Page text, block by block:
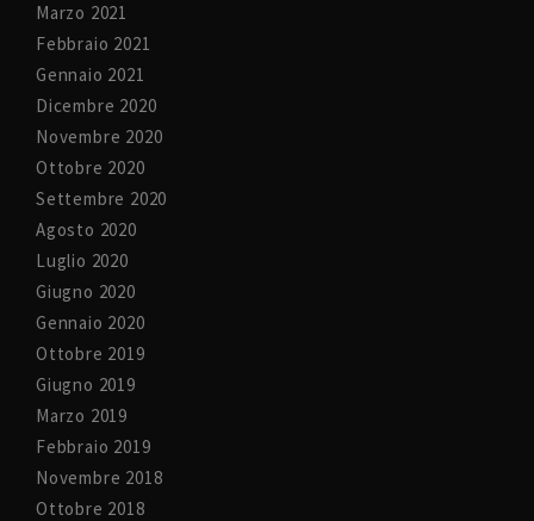
Marzo 2021
Febbraio 2021
Gennaio 2021
Dicembre 2020
Novembre 2020
Ottobre 2020
Settembre 2020
Agosto 2020
Luglio 2020
Giugno 2020
Gennaio 2020
Ottobre 2019
Giugno 2019
Marzo 2019
Febbraio 2019
Novembre 2018
Ottobre 2018